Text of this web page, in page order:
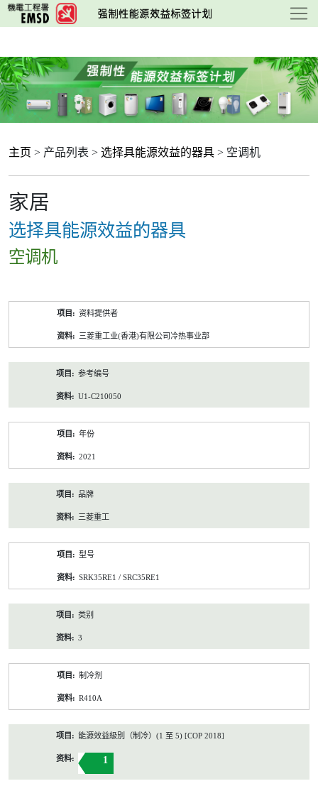
跳
至
要
内
容
主页 > 产品列表 > 选择具能源效益的器具 > 空调机
家居
选择具能源效益的器具
空调机
资料提供者
三菱重工业(香港)有限公司冷热事业部
参考编号
U1-C210050
年份
2021
品牌
三菱重工
型号
SRK35RE1 / SRC35RE1
类别
3
制冷剂
R410A
能源效益級別（制冷）(1 至 5) [COP 2018]
1